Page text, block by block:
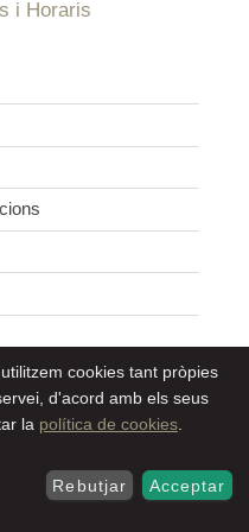
i Horaris
cookies tant pròpies
d'acord amb els seus
la política de cookies
Rebutjar Acceptar